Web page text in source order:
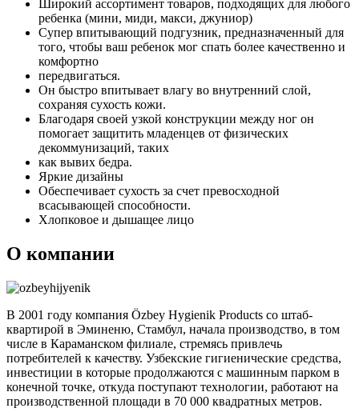
Широкий ассортимент товаров, подходящих для любого
ребенка (мини, миди, макси, джуниор)
Супер впитывающий подгузник, предназначенный для
того, чтобы ваш ребенок мог спать более качественно и
комфортно
передвигаться.
Он быстро впитывает влагу во внутренний слой,
сохраняя сухость кожи.
Благодаря своей узкой конструкции между ног он
помогает защитить младенцев от физических
декоммунизаций, таких
как вывих бедра.
Яркие дизайны
Обеспечивает сухость за счет превосходной
всасывающей способности.
Хлопковое и дышащее лицо
О компании
В 2001 году компания Özbey Hygienik Products со штаб-
квартирой в Эминеню, Стамбул, начала производство, в том
числе в Караманском филиале, стремясь привлечь
потребителей к качеству. Узбекские гигиенические средства,
инвестиции в которые продолжаются с машинным парком в
конечной точке, откуда поступают технологии, работают на
производственной площади в 70 000 квадратных метров.